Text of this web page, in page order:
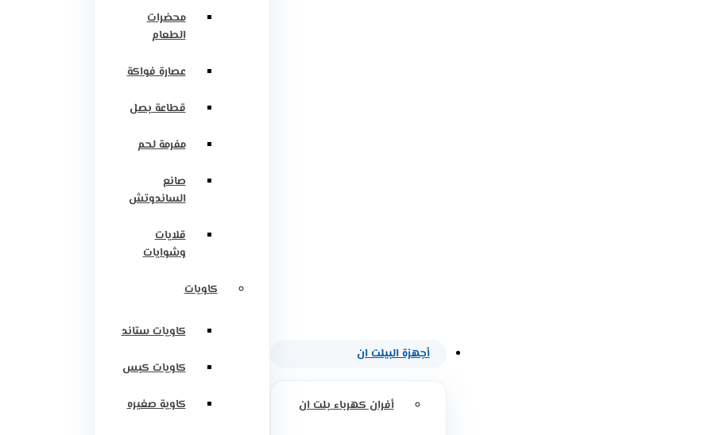
أجهزة البيلت ان
أفران كهرباء بلت ان
محضرات
الطعام
عصارة فواكة
قطاعة بصل
مفرمة لحم
صانع
الساندوتش
قلايات
وشوايات
كاويات
كاويات ستاند
كاويات كبس
كاوية صغيره